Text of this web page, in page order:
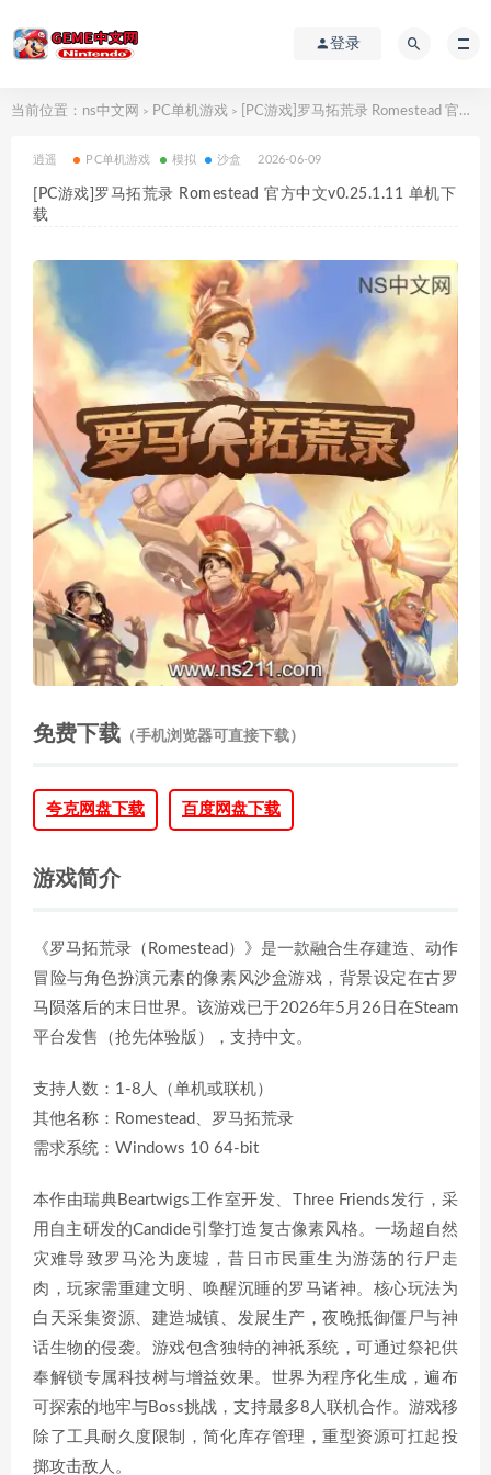
登录
当前位置： ns中文网 > PC单机游戏 > [PC游戏]罗马拓荒录 Romestead 官方中文v0.25.1.11 单机下载
逍遥 PC单机游戏 模拟 沙盒 2026-06-09
[PC游戏]罗马拓荒录 Romestead 官方中文v0.25.1.11 单机下
载
免费下载 （手机浏览器可直接下载）
夸克网盘下载 百度网盘下载
游戏简介
《罗马拓荒录（Romestead）》是一款融合生存建造、动作
冒险与角色扮演元素的像素风沙盒游戏，背景设定在古罗
马陨落后的末日世界。该游戏已于2026年5月26日在Steam
平台发售（抢先体验版），支持中文。
支持人数：1-8人（单机或联机）
其他名称：Romestead、罗马拓荒录
需求系统：Windows 10 64-bit
本作由瑞典Beartwigs工作室开发、Three Friends发行，采
用自主研发的Candide引擎打造复古像素风格。一场超自然
灾难导致罗马沦为废墟，昔日市民重生为游荡的行尸走
肉，玩家需重建文明、唤醒沉睡的罗马诸神。核心玩法为
白天采集资源、建造城镇、发展生产，夜晚抵御僵尸与神
话生物的侵袭。游戏包含独特的神祇系统，可通过祭祀供
奉解锁专属科技树与增益效果。世界为程序化生成，遍布
可探索的地牢与Boss挑战，支持最多8人联机合作。游戏移
除了工具耐久度限制，简化库存管理，重型资源可扛起投
掷攻击敌人。